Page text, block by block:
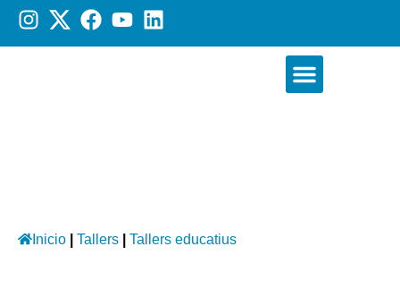
Inicio Tallers Tallers educatius